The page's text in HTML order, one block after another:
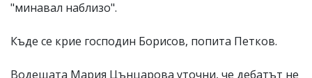
"минавал наблизо".
Къде се крие господин Борисов, попита Петков.
Водещата Мария Цънцарова уточни, че дебатът не